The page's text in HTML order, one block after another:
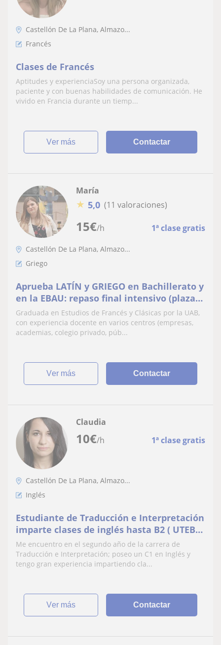
Castellón De La Plana, Almazo...
Francés
Clases de Francés
Aptitudes y experienciaSoy una persona organizada,
paciente y con buenas habilidades de comunicación. He
vivido en Francia durante un tiemp...
ver más Contactar
15€/h 1ª clase gratis
María
★ 5,0 (11 valoraciones)
Castellón De La Plana, Almazo...
Griego
Aprueba LATÍN y GRIEGO en Bachillerato y
en la EBAU: repaso final intensivo (plazas
limitadas)
Graduada en Estudios de Francés y Clásicas por la UAB,
con experiencia docente en varios centros (empresas,
academias, colegio privado, púb...
ver más Contactar
10€/h 1ª clase gratis
Claudia
Castellón De La Plana, Almazo...
Inglés
Estudiante de Traducción e Interpretación
imparte clases de inglés hasta B2 ( UTEBO,
ZARAGOZA, ON LINE)
Me encuentro en el segundo año de la carrera de
Traducción e Interpretación; poseo un C1 en Inglés y
tengo gran experiencia impartiendo cla...
ver más Contactar